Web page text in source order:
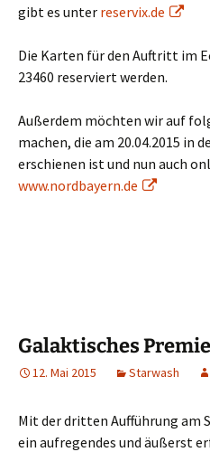
gibt es unter reservix.de
Die Karten für den Auftritt im
23460 reserviert werden.
Außerdem möchten wir auf
machen, die am 20.04.2015 in
erschienen ist und nun auch
www.nordbayern.de
Galaktisches
12. Mai 2015 Starwash
Mit der dritten Aufführung am
ein aufregendes und äußerst